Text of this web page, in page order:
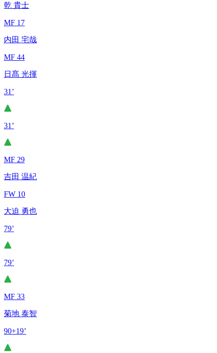
乾 貴士
MF 17
内田 宅哉
MF 44
日髙 光揮
31’
31’
MF 29
吉田 温紀
FW 10
大迫 勇也
79’
79’
MF 33
菊地 泰智
90+19’